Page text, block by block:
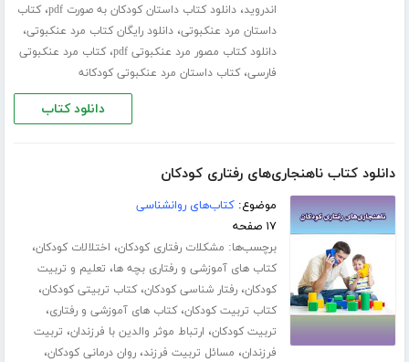
اندروید،دانلود کتاب داستان کودکان به صورت pdf ،کتاب
داستان مرد عنکبوتی،دانلود رایگان کتاب مرد عنکبوتی،
دانلود کتاب مصور مرد عنکبوتی pdf ،کتاب مرد عنکبوتی
فارسی،کتاب داستان مرد عنکبوتی کودکانه
دانلود کتاب
دانلود کتاب ناهنجاری‌های رفتاری کودکان
موضوع:کتاب‌های روانشناسی
۱۷ صفحه
برچسب‌ها: مشکلات رفتاری کودکان، اختلالات کودکان،
کتاب های آموزشی و رفتاری بچه ها، تعلیم و تربیت
کودکان،رفتار شناسی کودکان،کتاب تربیتی کودکان،
کتاب تربیت کودکان،کتاب های آموزشی و رفتاری،
تربیت کودکان، ارتباط موثر والدین با فرزندان، تربیت
فرزندان، مسائل تربیت فرزند،روان درمانی کودکان،